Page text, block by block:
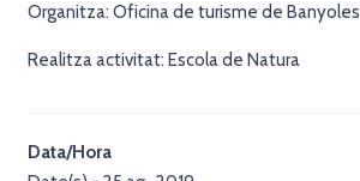
Organitza: Oficina de turisme de Banyoles
Realitza activitat: Escola de Natura
Data/Hora